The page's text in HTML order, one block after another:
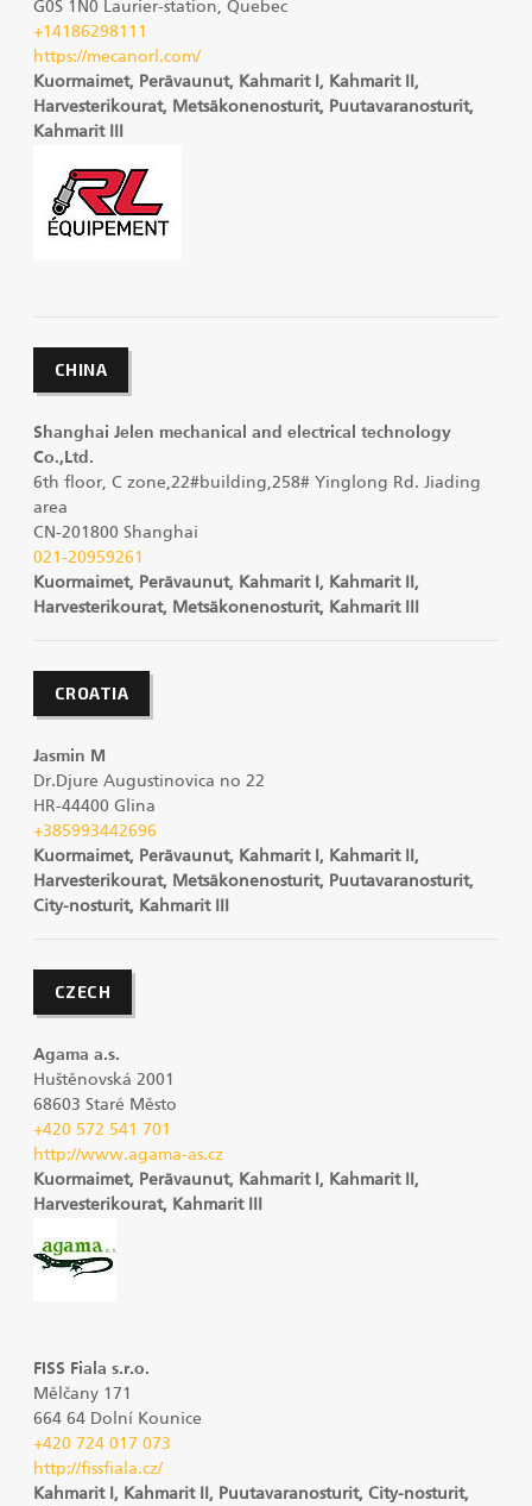
G0S 1N0 Laurier-station, Quebec
+14186298111
https://mecanorl.com/
Kuormaimet, Perävaunut, Kahmarit I, Kahmarit II,
Harvesterikourat, Metsäkonenosturit, Puutavaranosturit,
Kahmarit III
CHINA
Shanghai Jelen mechanical and electrical technology
Co.,Ltd.
6th floor, C zone,22#building,258# Yinglong Rd. Jiading
area
CN-201800 Shanghai
021-20959261
Kuormaimet, Perävaunut, Kahmarit I, Kahmarit II,
Harvesterikourat, Metsäkonenosturit, Kahmarit III
CROATIA
Jasmin M
Dr.Djure Augustinovica no 22
HR-44400 Glina
+385993442696
Kuormaimet, Perävaunut, Kahmarit I, Kahmarit II,
Harvesterikourat, Metsäkonenosturit, Puutavaranosturit,
City-nosturit, Kahmarit III
CZECH
Agama a.s.
Huštěnovská 2001
68603 Staré Město
+420 572 541 701
http://www.agama-as.cz
Kuormaimet, Perävaunut, Kahmarit I, Kahmarit II,
Harvesterikourat, Kahmarit III
FISS Fiala s.r.o.
Mělčany 171
664 64 Dolní Kounice
+420 724 017 073
http://fissfiala.cz/
Kahmarit I, Kahmarit II, Puutavaranosturit, City-nosturit,